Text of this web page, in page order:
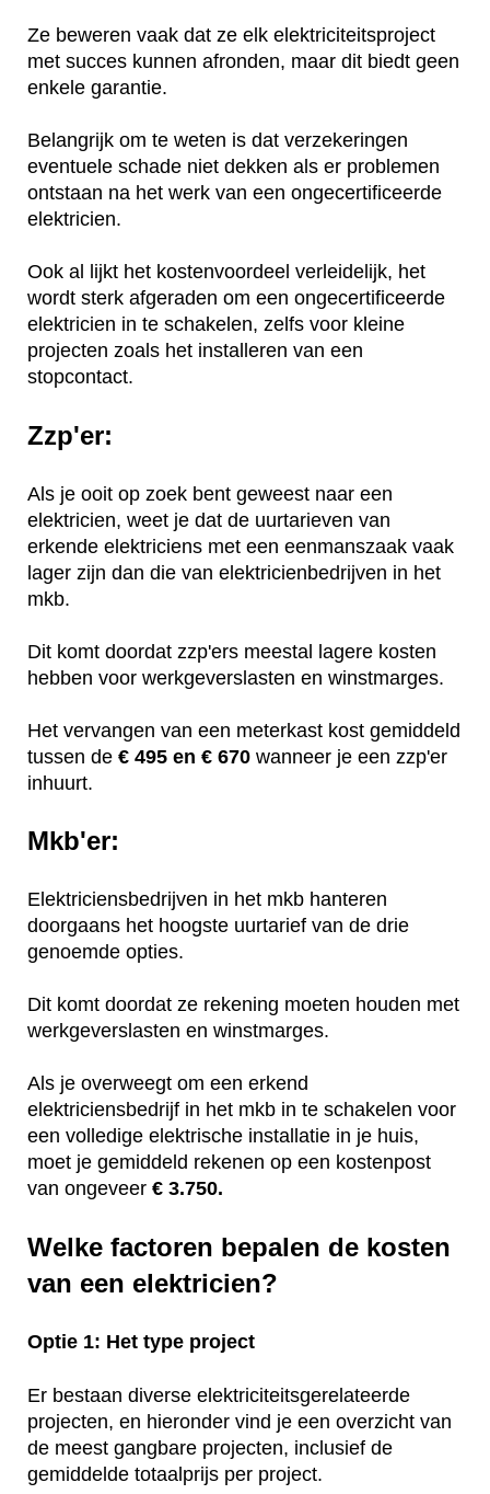
Ze beweren vaak dat ze elk elektriciteitsproject
met succes kunnen afronden, maar dit biedt geen
enkele garantie.
Belangrijk om te weten is dat verzekeringen
eventuele schade niet dekken als er problemen
ontstaan na het werk van een ongecertificeerde
elektricien.
Ook al lijkt het kostenvoordeel verleidelijk, het
wordt sterk afgeraden om een ongecertificeerde
elektricien in te schakelen, zelfs voor kleine
projecten zoals het installeren van een
stopcontact.
Zzp'er:
Als je ooit op zoek bent geweest naar een
elektricien, weet je dat de uurtarieven van
erkende elektriciens met een eenmanszaak vaak
lager zijn dan die van elektricienbedrijven in het
mkb.
Dit komt doordat zzp'ers meestal lagere kosten
hebben voor werkgeverslasten en winstmarges.
Het vervangen van een meterkast kost gemiddeld
tussen de € 495 en € 670 wanneer je een zzp'er
inhuurt.
Mkb'er:
Elektriciensbedrijven in het mkb hanteren
doorgaans het hoogste uurtarief van de drie
genoemde opties.
Dit komt doordat ze rekening moeten houden met
werkgeverslasten en winstmarges.
Als je overweegt om een erkend
elektriciensbedrijf in het mkb in te schakelen voor
een volledige elektrische installatie in je huis,
moet je gemiddeld rekenen op een kostenpost
van ongeveer € 3.750.
Welke factoren bepalen de kosten
van een elektricien?
Optie 1: Het type project
Er bestaan diverse elektriciteitsgerelateerde
projecten, en hieronder vind je een overzicht van
de meest gangbare projecten, inclusief de
gemiddelde totaalprijs per project.